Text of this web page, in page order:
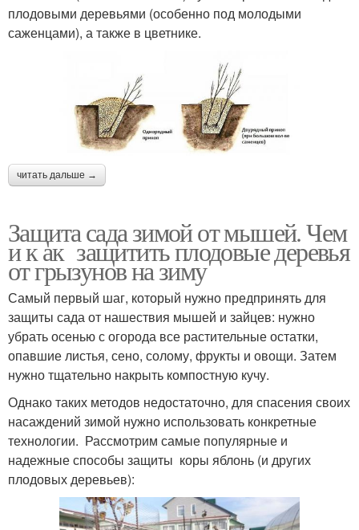
плодовыми деревьями (особенно под молодыми
саженцами), а также в цветнике.
читать дальше →
Защита сада зимой от мышей. Чем
и к ак защитить плодовые деревья
от грызунов на зиму
Самый первый шаг, который нужно предпринять для
защиты сада от нашествия мышей и зайцев: нужно
убрать осенью с огорода все растительные остатки,
опавшие листья, сено, солому, фрукты и овощи. Затем
нужно тщательно накрыть компостную кучу.
Однако таких методов недостаточно, для спасения своих
насаждений зимой нужно использовать конкретные
технологии. Рассмотрим самые популярные и
надежные способы защиты коры яблонь (и других
плодовых деревьев):